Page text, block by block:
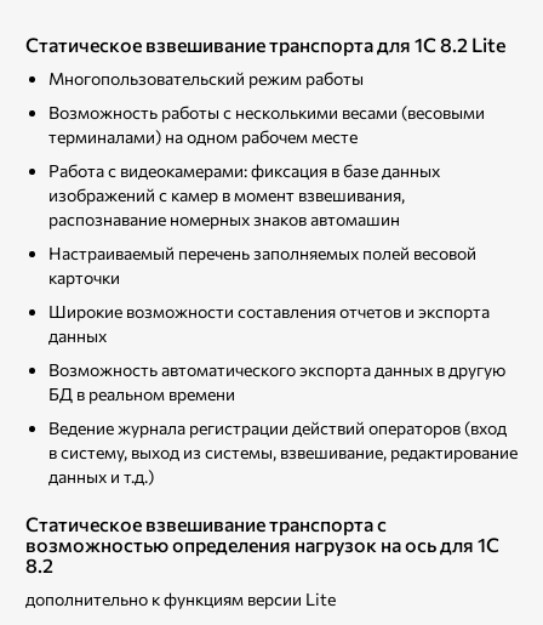
Статическое взвешивание транспорта для 1С 8.2 Lite
Многопользовательский режим работы
Возможность работы с несколькими весами (весовыми
терминалами) на одном рабочем месте
Работа с видеокамерами: фиксация в базе данных
изображений с камер в момент взвешивания,
распознавание номерных знаков автомашин
Настраиваемый перечень заполняемых полей весовой
карточки
Широкие возможности составления отчетов и экспорта
данных
Возможность автоматического экспорта данных в другую
БД в реальном времени
Ведение журнала регистрации действий операторов (вход
в систему, выход из системы, взвешивание, редактирование
данных и т.д.)
Статическое взвешивание транспорта с
возможностью определения нагрузок на ось для 1С
8.2
дополнительно к функциям версии Lite